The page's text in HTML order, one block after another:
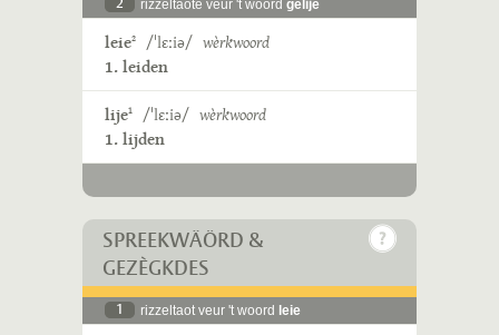
2 rizzeltaote veur 't woord gelije
leie2 /ˈlɛːiə/ wèrkwoord
1. leiden
lije1 /ˈlɛːiə/ wèrkwoord
1. lijden
SPREEKWÄÖRD &
GEZÈGKDES
1 rizzeltaot veur 't woord leie